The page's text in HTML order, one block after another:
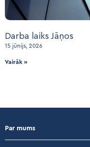
Darba laiks Jāņos
15 jūnijs, 2026
Vairāk »
Par mums